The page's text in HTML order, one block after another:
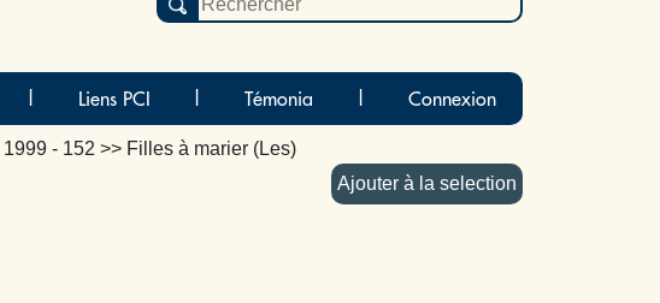
Liens PCI Témonia Connexion
1999 - 152 >> Filles à marier (Les)
Ajouter à la selection